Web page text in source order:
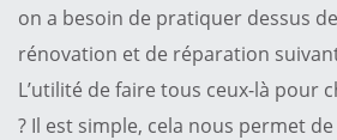
on a besoin de pratiquer dessus
rénovation et de réparation
L’utilité de faire tous ceux-là pour
? Il est simple, cela nous permet